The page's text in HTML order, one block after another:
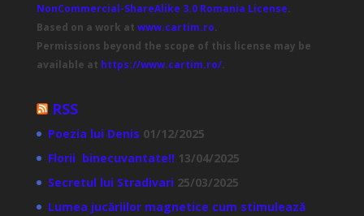
NonCommercial-ShareAlike 3.0 Romania License.
Based on a work at www.cartim.ro.
Permissions beyond the scope of this license may be
available at https://www.cartim.ro/.
RSS
Poezia lui Denis 01/12/2025
Florii binecuvantate!! 13/04/2025
Secretul lui Stradivari 25/03/2025
Lumea jucăriilor magnetice cum stimulează